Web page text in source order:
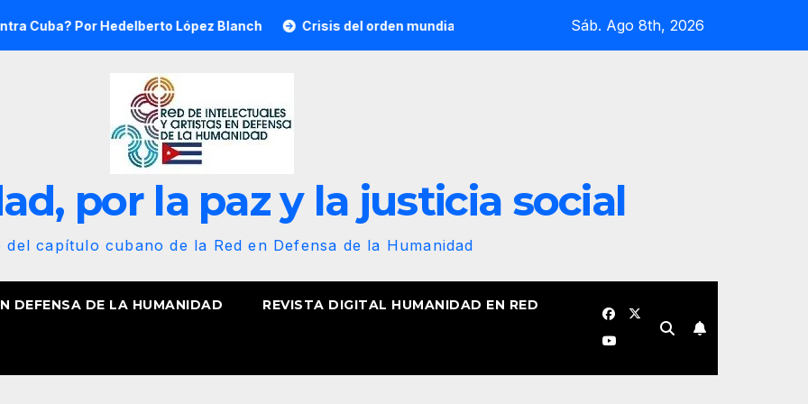
Hedelberto López Blanch Crisis del orden mundial y resistencia popular marcan el inicio de la IV Asamblea
Sáb. Ago 8th, 2026
por la paz y la justicia social
del capítulo cubano de la Red en Defensa de la Humanidad
DEFENSA DE LA HUMANIDAD REVISTA DIGITAL HUMANIDAD EN RED